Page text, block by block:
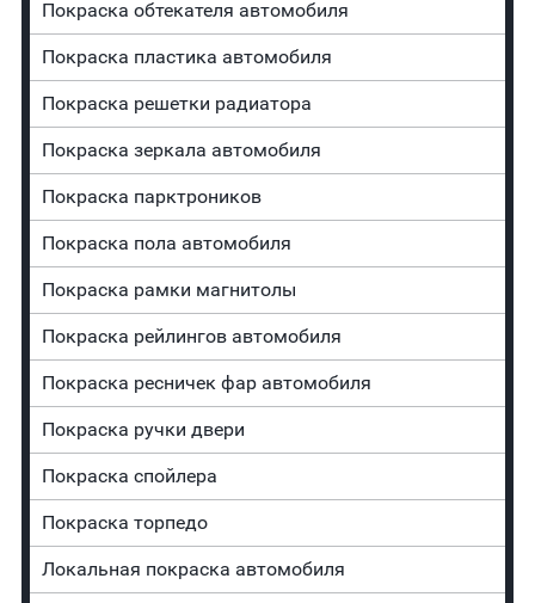
Покраска обтекателя автомобиля
Покраска пластика автомобиля
Покраска решетки радиатора
Покраска зеркала автомобиля
Покраска парктроников
Покраска пола автомобиля
Покраска рамки магнитолы
Покраска рейлингов автомобиля
Покраска ресничек фар автомобиля
Покраска ручки двери
Покраска спойлера
Покраска торпедо
Локальная покраска автомобиля